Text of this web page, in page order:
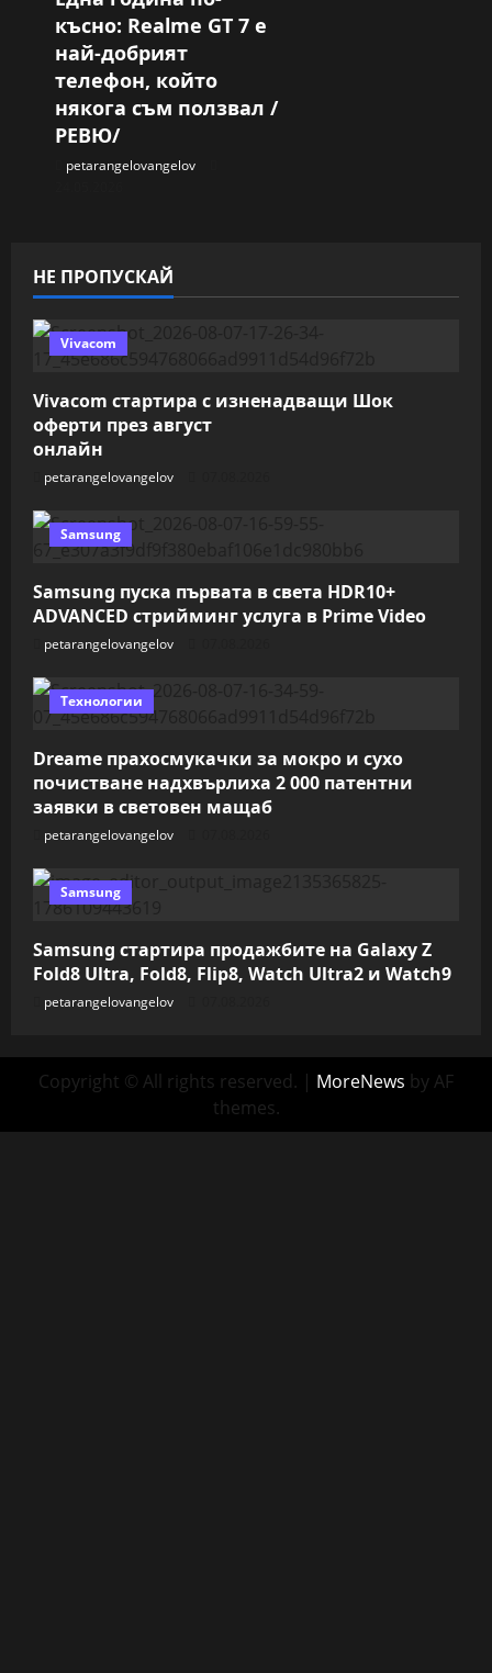
късно: Realme GT 7 е
най-добрият
телефон, който
някога съм ползвал /
РЕВЮ/
petarangelovangelov
НЕ ПРОПУСКАЙ
Vivacom
Vivacom стартира с изненадващи Шок
оферти през август
онлайн
petarangelovangelov
Samsung
Samsung пуска първата в света HDR10+
ADVANCED стрийминг услуга в Prime Video
petarangelovangelov
Технологии
Dreame прахосмукачки за мокро и сухо
почистване надхвърлиха 2 000 патентни
заявки в световен мащаб
petarangelovangelov
Samsung
Samsung стартира продажбите на Galaxy Z
Fold8 Ultra, Fold8, Flip8, Watch Ultra2 и Watch9
petarangelovangelov
Copyright © All rights reserved. | MoreNews by AF
themes.